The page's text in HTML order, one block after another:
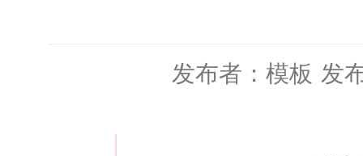
发布者：模板 发